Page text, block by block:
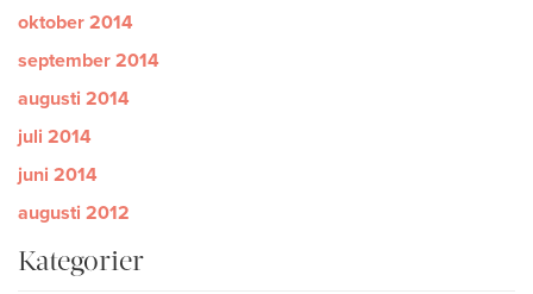
oktober 2014
september 2014
augusti 2014
juli 2014
juni 2014
augusti 2012
Kategorier